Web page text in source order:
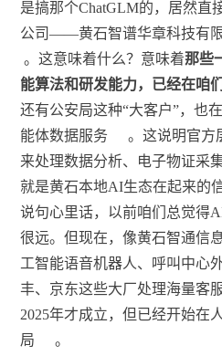
是搞那个ChatGLM的，居然直
公司——黄石智谱华章科技有
。这意味着什么？意味着那些
能算法和研发能力，已经在咱
还有公安局这种“大客户”，也
能体数据服务
。这说明官方
来处理数据分析、电子物证采
就是黄石本地AI生态在起来的信
说句心里话，以前咱们总觉得
很远。但现在，像黄石智通信
工智能语音机器人、呼叫中心
丰、京东这些大厂处理海量客
2025年才成立，但已经开始在
局
。